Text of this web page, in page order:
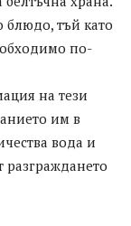
блюдо, тъй като
по-
на тези
им в
вода и